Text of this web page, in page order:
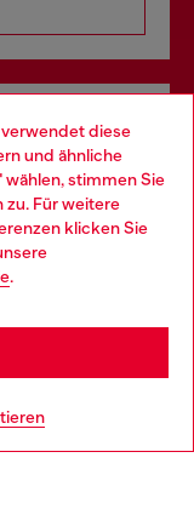
diese
und ähnliche
wählen, stimmen Sie
zu. Für weitere
klicken Sie
.
online und
but it seems